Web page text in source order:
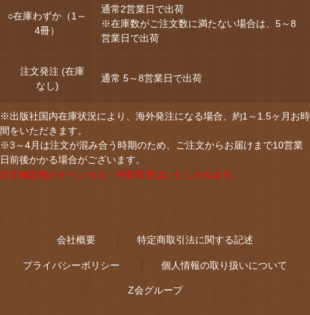
○在庫わずか（1～
4冊）
通常2営業日で出荷
※在庫数がご注文数に満たない場合は、5～8
営業日で出荷
注文発注 (在庫
なし)
通常 5～8営業日で出荷
※出版社国内在庫状況により、海外発注になる場合、約1～1.5ヶ月お時
間をいただきます。
※3～4月は注文が混み合う時期のため、ご注文からお届けまで10営業
日前後かかる場合がございます。
注文確定後のキャンセル・内容変更はいたしかねます。
会社概要 特定商取引法に関する記述
プライバシーポリシー 個人情報の取り扱いについて
Z会グループ